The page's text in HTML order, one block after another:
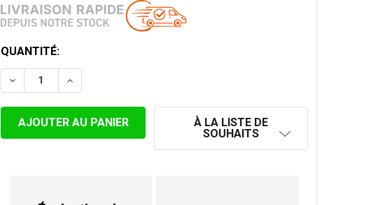
STOCK
ACTUEL:
QUANTITÉ:
DIMINUER LA QUANTITÉ DE CHAPEAU ANTI-PLUIE GALVANISÉ 148-
AUGMENTER LA QUANTITÉ DE CHAPEAU ANTI-PLUIE
À LA LISTE DE
SOUHAITS